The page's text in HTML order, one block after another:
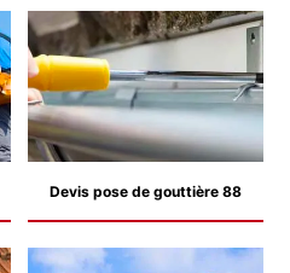
Devis pose de gouttière 88